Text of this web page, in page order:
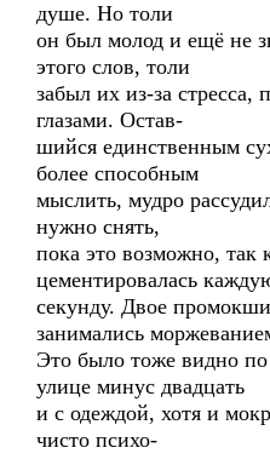
душе. Но толи
он был молод и ещё не
этого слов, толи
забыл их из-за стресса,
глазами. Остав-
шийся единственным
более способным
мыслить, мудро
нужно снять,
пока это возможно, так
цементировалась
секунду. Двое
занимались
Это было тоже видно
улице минус двадцать
и с одеждой, хотя и
чисто психо-